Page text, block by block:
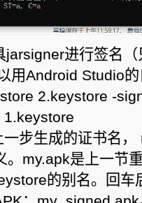
jarsigner进行签名
用Android Studio
2.keystore -
1.keystore
步生成的证书名
。my.apk是上一节
的别名。回车